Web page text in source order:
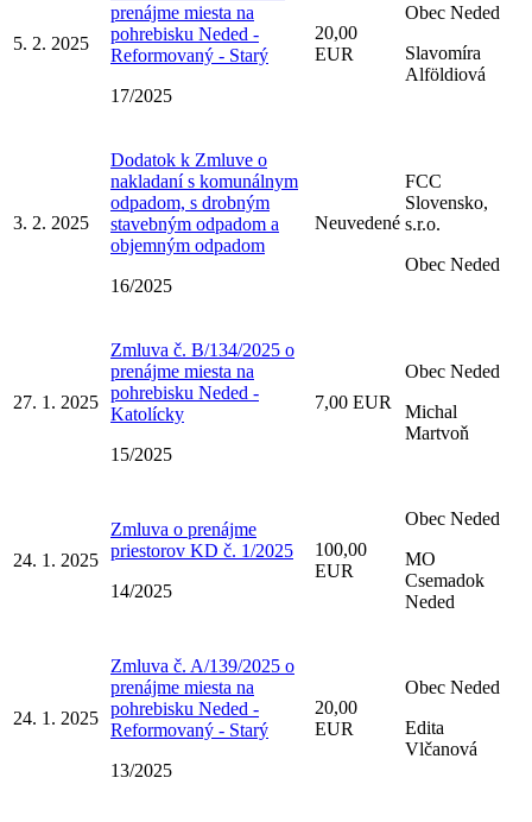
5. 2. 2025
prenájme miesta na
pohrebisku Neded -
Reformovaný - Starý
17/2025
20,00
EUR
Obec Neded
Slavomíra
Alföldiová
3. 2. 2025
Dodatok k Zmluve o
nakladaní s komunálnym
odpadom, s drobným
stavebným odpadom a
objemným odpadom
16/2025
Neuvedené
FCC
Slovensko,
s.r.o.
Obec Neded
27. 1. 2025
Zmluva č. B/134/2025 o
prenájme miesta na
pohrebisku Neded -
Katolícky
15/2025
7,00 EUR
Obec Neded
Michal
Martvoň
24. 1. 2025
Zmluva o prenájme
priestorov KD č. 1/2025
14/2025
100,00
EUR
Obec Neded
MO
Csemadok
Neded
24. 1. 2025
Zmluva č. A/139/2025 o
prenájme miesta na
pohrebisku Neded -
Reformovaný - Starý
13/2025
20,00
EUR
Obec Neded
Edita
Vlčanová